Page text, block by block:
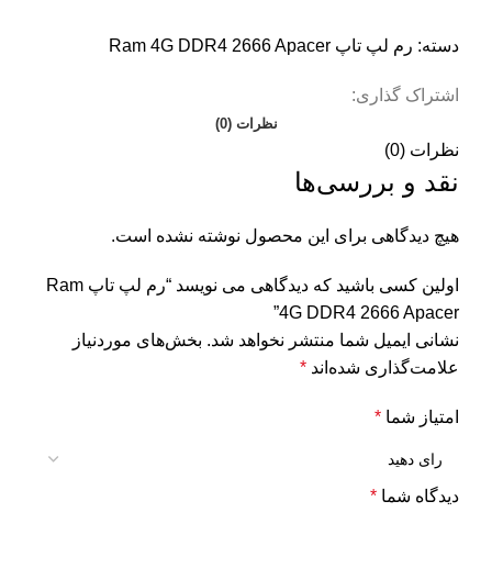
دسته: رم لپ تاپ Ram 4G DDR4 2666 Apacer
اشتراک گذاری:
نظرات (0)
نظرات (0)
نقد و بررسی‌ها
هیچ دیدگاهی برای این محصول نوشته نشده است.
اولین کسی باشید که دیدگاهی می نویسد “رم لپ تاپ Ram
4G DDR4 2666 Apacer”
نشانی ایمیل شما منتشر نخواهد شد. بخش‌های موردنیاز
علامت‌گذاری شده‌اند *
امتیاز شما *
دیدگاه شما *